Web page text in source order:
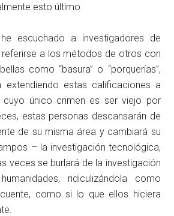
esto último.
escuchado a investigadores de
a los métodos de otros con
como “basura” o “porquerías”,
extendiendo estas calificaciones a
cuyo único crimen es ser viejo por
estas personas descansarán de
de su misma área y cambiará su
– la investigación tecnológica,
veces se burlará de la investigación
ridiculizándola como
como si lo que ellos hiciera